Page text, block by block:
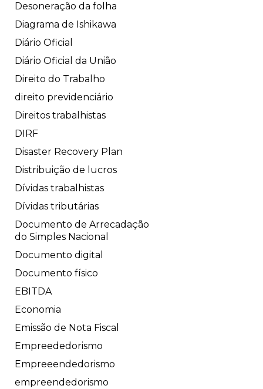
Desoneração da folha
Diagrama de Ishikawa
Diário Oficial
Diário Oficial da União
Direito do Trabalho
direito previdenciário
Direitos trabalhistas
DIRF
Disaster Recovery Plan
Distribuição de lucros
Dívidas trabalhistas
Dívidas tributárias
Documento de Arrecadação
do Simples Nacional
Documento digital
Documento físico
EBITDA
Economia
Emissão de Nota Fiscal
Empreededorismo
Empreeendedorismo
empreendedorismo